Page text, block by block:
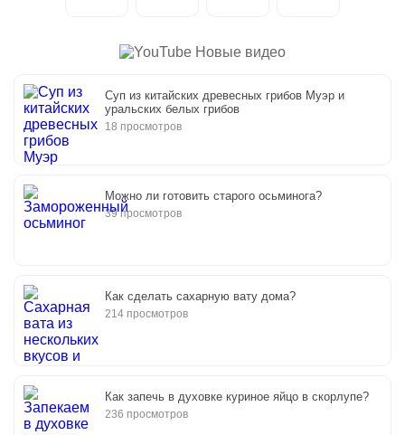
Новые видео
Суп из китайских древесных грибов Муэр и
уральских белых грибов
18 просмотров
Можно ли готовить старого осьминога?
39 просмотров
Как сделать сахарную вату дома?
214 просмотров
Как запечь в духовке куриное яйцо в скорлупе?
236 просмотров